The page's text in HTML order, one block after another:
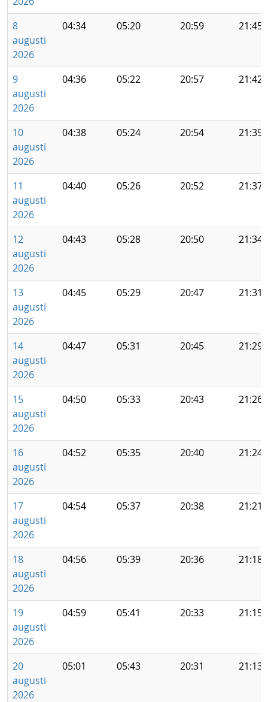
8
augusti
2026
04:34 05:20 20:59 21:45
9
augusti
2026
04:36 05:22 20:57 21:42
10
augusti
2026
04:38 05:24 20:54 21:39
11
augusti
2026
04:40 05:26 20:52 21:37
12
augusti
2026
04:43 05:28 20:50 21:34
13
augusti
2026
04:45 05:29 20:47 21:31
14
augusti
2026
04:47 05:31 20:45 21:29
15
augusti
2026
04:50 05:33 20:43 21:26
16
augusti
2026
04:52 05:35 20:40 21:24
17
augusti
2026
04:54 05:37 20:38 21:21
18
augusti
2026
04:56 05:39 20:36 21:18
19
augusti
2026
04:59 05:41 20:33 21:15
20
augusti
2026
05:01 05:43 20:31 21:13